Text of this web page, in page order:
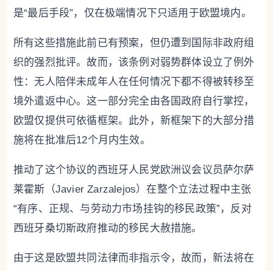
是“最后手段”，仅在极端情况下只适用于欧盟境内。
所有这些措施此前已有预案，但仍遭到国际非政府组
织的强烈批评。故而，该条例对弱势群体设立了例外
性：无人陪伴未成年人在任何情况下都不得被转移至
境外遣返中心。这一部分完全由各国政府自行掌控，
欧盟仅提供可依循框架。此外，新框架下的大部分措
施将在批准后12个月内生效。
推动了这个协议的西班牙人民党欧洲议会议员萨尔萨
莱霍斯（Javier Zarzalejos）在整个立法过程中主张
“有序、正规、与劳动力市场挂钩的移民政策”，反对
西班牙桑切斯政府推动的移民大赦措施。
由于这是欧盟共同法律而非指示令，故而，新法将在